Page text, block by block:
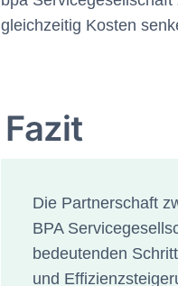
gleichzeitig Kosten
Fazit
Die Partnerschaft
BPA
bedeutenden
und